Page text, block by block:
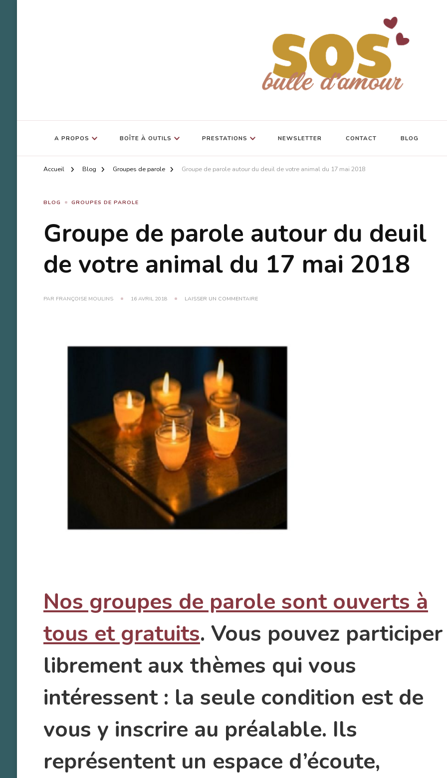
SOS Bulle d'Amour
A PROPOS BOÎTE À OUTILS PRESTATIONS NEWSLETTER CONTACT BLOG
Accueil Blog Groupes de parole Groupe de parole autour du deuil de votre animal du 17 mai 2018
BLOG GROUPES DE PAROLE
Groupe de parole autour du deuil
de votre animal du 17 mai 2018
PAR FRANÇOISE MOULINS 16 AVRIL 2018 LAISSER UN COMMENTAIRESUR
Nos groupes de parole sont ouverts à
tous et gratuits. Vous pouvez participer
librement aux thèmes qui vous
intéressent : la seule condition est de
vous y inscrire au préalable. Ils
représentent un espace d’écoute,